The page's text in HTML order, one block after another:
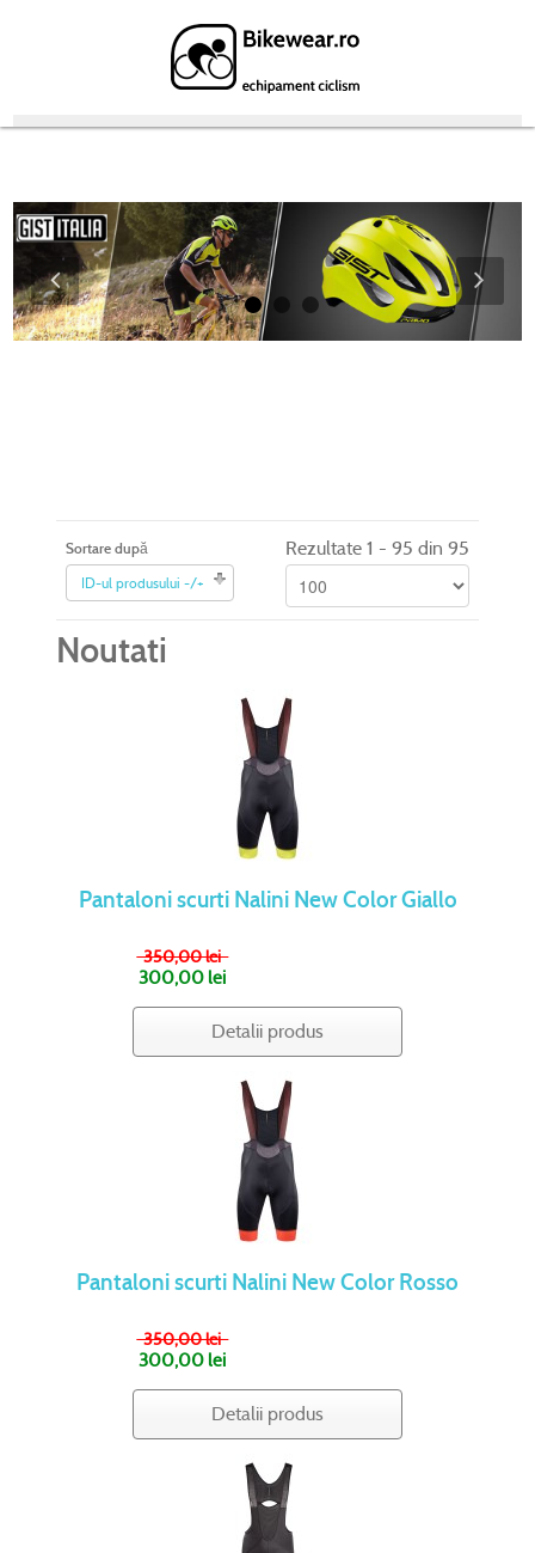
Sortare după
ID-ul produsului -/+
Rezultate 1 - 95 din 95
Noutati
Pantaloni scurti Nalini New Color Giallo
350,00 lei
300,00 lei
Detalii produs
Pantaloni scurti Nalini New Color Rosso
350,00 lei
300,00 lei
Detalii produs